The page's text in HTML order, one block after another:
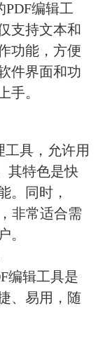
PDF编辑工
支持文本和
功能，方便
件界面和功
手。
工具，允许用
其特色是快
。同时，
非常适合需
。
编辑工具是
、易用，随